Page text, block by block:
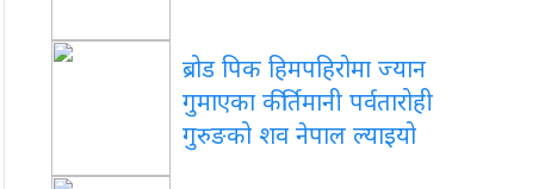
ब्रोड पिक हिमपहिरोमा ज्यान
गुमाएका कीर्तिमानी पर्वतारोही
गुरुङको शव नेपाल ल्याइयो